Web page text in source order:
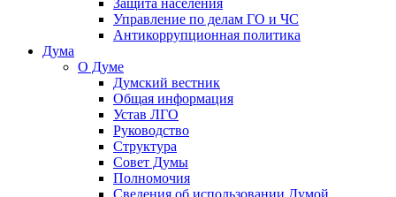
Защита населения
Управление по делам ГО и ЧС
Антикоррупционная политика
Дума
О Думе
Думский вестник
Общая информация
Устав ЛГО
Руководство
Структура
Совет Думы
Полномочия